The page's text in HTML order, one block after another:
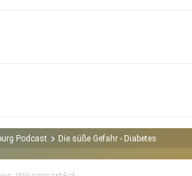
Podcast Die süße Gefahr - Diabetes